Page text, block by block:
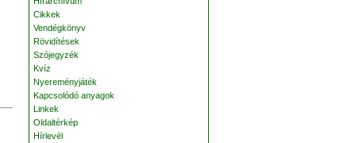
Cikkek
Vendégkönyv
Rövidítések
Szójegyzék
Kvíz
Nyereményjáték
Kapcsolódó anyagok
Linkek
Oldaltérkép
Hírlevél